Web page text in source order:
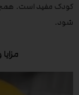
کودک مفید است.
شود.